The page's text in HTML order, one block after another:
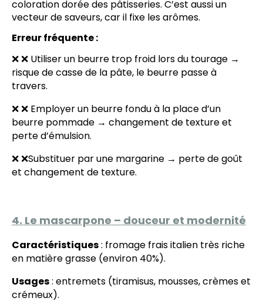
coloration dorée des pâtisseries. C’est aussi un
vecteur de saveurs, car il fixe les arômes.
Erreur fréquente :
❌ ❌ Utiliser un beurre trop froid lors du tourage →
risque de casse de la pâte, le beurre passe à
travers.
❌ ❌ Employer un beurre fondu à la place d’un
beurre pommade → changement de texture et
perte d’émulsion.
❌ ❌Substituer par une margarine → perte de goût
et changement de texture.
4. Le mascarpone – douceur et modernité
Caractéristiques: fromage frais italien très riche
en matière grasse (environ 40%).
Usages: entremets (tiramisus, mousses, crèmes et
crémeux).